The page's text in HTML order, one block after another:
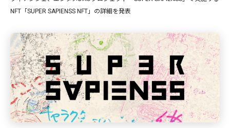
NFT「SUPER SAPIENSS NFT」の詳細を発表